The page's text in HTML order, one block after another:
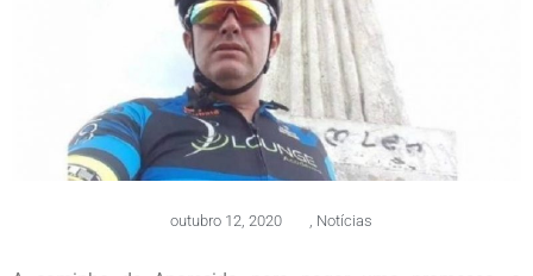
outubro 12, 2020 Notícias